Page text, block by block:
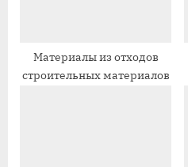
п
и
п
и
Материалы из отходов
строительных материалов